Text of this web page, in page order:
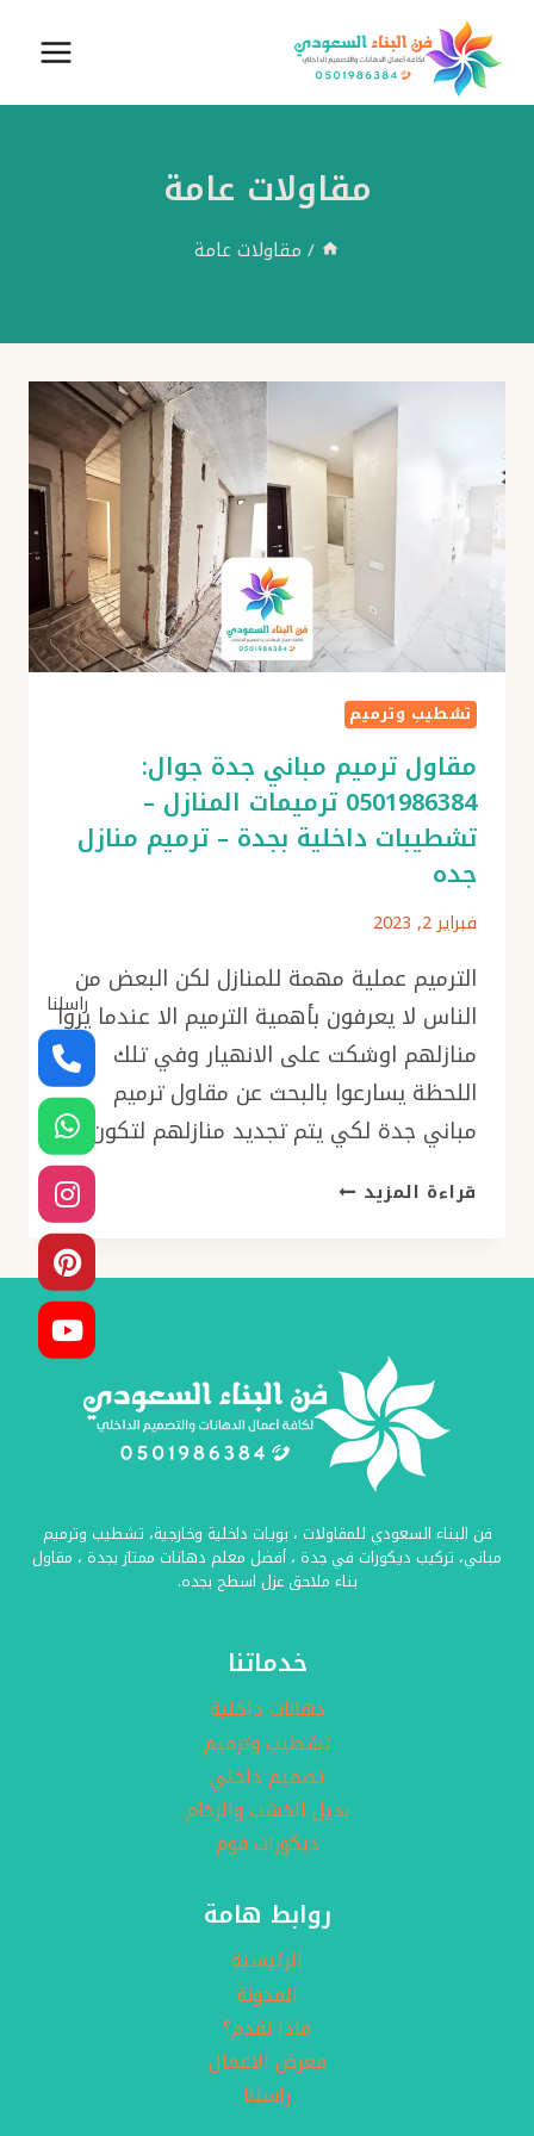
المحتوى
مقاولات عامة
/ مقاولات عامة
تشطيب وترميم
مقاول ترميم مباني جدة جوال:
0501986384 ترميمات المنازل –
تشطيبات داخلية بجدة – ترميم منازل
جده
فبراير 2, 2023
الترميم عملية مهمة للمنازل لكن البعض من
الناس لا يعرفون بأهمية الترميم الا عندما يروا
منازلهم اوشكت على الانهيار وفي تلك
اللحظة يسارعوا بالبحث عن مقاول ترميم
مباني جدة لكي يتم تجديد منازلهم لتكون…
قراءة المزيد مقاول
جدة
ترميمات
المنازل
–
تشطيبات
–
ترميم
فن البناء السعودي للمقاولات ، بويات داخلية وخارجية، تشطيب وترميم
مباني، تركيب ديكورات في جدة ، أفضل معلم دهانات ممتاز بجدة ، مقاول
بناء ملاحق عزل اسطح بجده.
خدماتنا
دهانات داخلية
تشطيب وترميم
تصميم داخلي
بديل الخشب والرخام
ديكورات فوم
روابط هامة
الرئيسية
المدونة
ماذا نقدم؟
معرض الاعمال
راسلنا
راسلنا